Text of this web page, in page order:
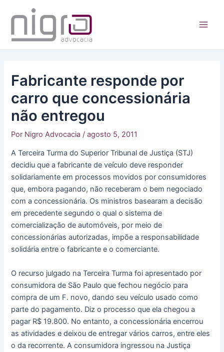
para
conteúdo
Fabricante responde por
carro que concessionária
não entregou
Por Nigro Advocacia /agosto 5, 2011
A Terceira Turma do Superior Tribunal de Justiça (STJ)
decidiu que a fabricante de veículo deve responder
solidariamente em processos movidos por consumidores
que, embora pagando, não receberam o bem negociado
com a concessionária. Os ministros basearam a decisão
em precedente segundo o qual o sistema de
comercialização de automóveis, por meio de
concessionárias autorizadas, impõe a responsabilidade
solidária entre o fabricante e o comerciante.
O recurso julgado na Terceira Turma foi apresentado por
consumidora de São Paulo que fechou negócio para
compra de um F. novo, dando seu veículo usado como
parte do pagamento. Diz o processo que ela chegou a
pagar R$ 19.800. No entanto, a concessionária encerrou
as atividades e deixou de entregar vários carros, entre eles
o da recorrente. A consumidora ingressou na Justiça